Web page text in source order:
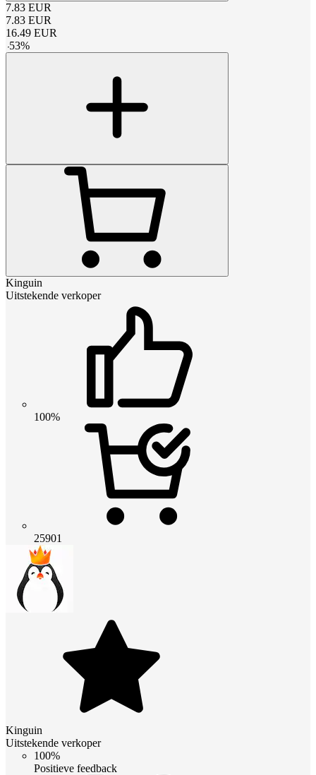
7.83 EUR
7.83 EUR
16.49 EUR
-53%
Kinguin
Uitstekende verkoper
100%
25901
Kinguin
Uitstekende verkoper
100%
Positieve feedback